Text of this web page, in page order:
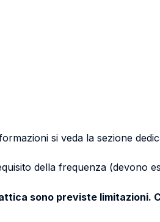
si veda la sezione
della frequenza (devono
sono previste limitazioni.